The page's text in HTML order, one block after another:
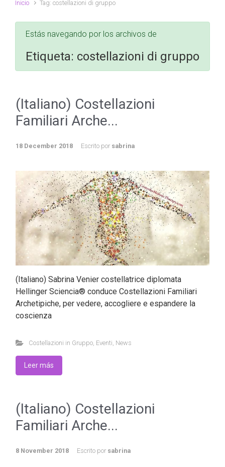
Inicio Tag: costellazioni di gruppo
Estás navegando por los archivos de
Etiqueta: costellazioni di gruppo
(Italiano) Costellazioni
Familiari Arche...
18 December 2018 Escrito por sabrina
(Italiano) Sabrina Venier costellatrice diplomata
Hellinger Sciencia® conduce Costellazioni Familiari
Archetipiche, per vedere, accogliere e espandere la
coscienza
Costellazioni in Gruppo, Eventi News
Leer más
(Italiano) Costellazioni
Familiari Arche...
8 November 2018 Escrito por sabrina